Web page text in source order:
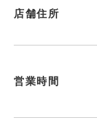
店舗住所
営業時間